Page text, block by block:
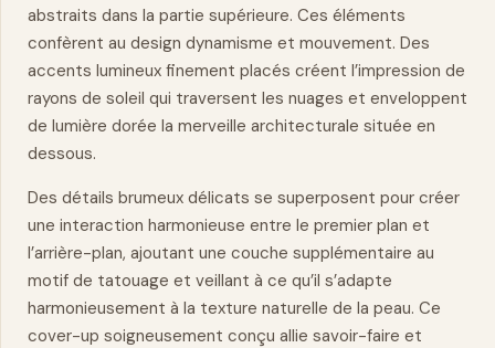
abstraits dans la partie supérieure. Ces éléments
confèrent au design dynamisme et mouvement. Des
accents lumineux finement placés créent l’impression de
rayons de soleil qui traversent les nuages et enveloppent
de lumière dorée la merveille architecturale située en
dessous.
Des détails brumeux délicats se superposent pour créer
une interaction harmonieuse entre le premier plan et
l’arrière-plan, ajoutant une couche supplémentaire au
motif de tatouage et veillant à ce qu’il s’adapte
harmonieusement à la texture naturelle de la peau. Ce
cover-up soigneusement conçu allie savoir-faire et